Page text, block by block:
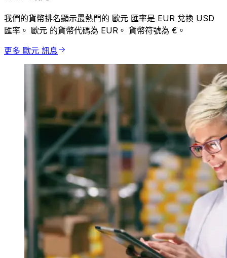
我們的貨幣排名顯示最熱門的 歐元 匯率是 EUR 兌換 USD
匯率。 歐元 的貨幣代碼為 EUR。 貨幣符號為 €。
更多 歐元 訊息